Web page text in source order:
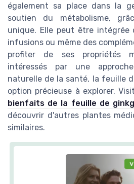
également sa place dans la
soutien du métabolisme,
unique. Elle peut être intégrée
infusions ou même des
profiter de ses propriétés
intéressés par une
naturelle de la santé, la feuille
option précieuse à explorer.
bienfaits de la feuille de
découvrir d'autres plantes
similaires.